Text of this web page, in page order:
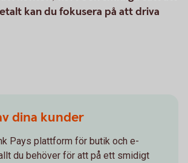
kan du fokusera på att driva
dina kunder
Pays plattform för butik och e-
du behöver för att på ett smidigt